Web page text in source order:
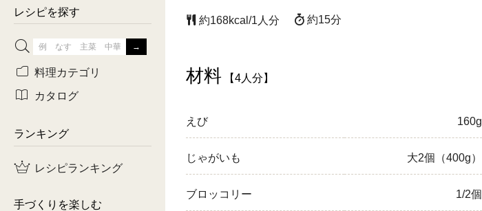
約168kcal/1人分 約15分
材料 【4人分】
えび 160g
じゃがいも 大2個（400g）
ブロッコリー 1/2個
レシピを探す
つくりおき肉魚菜菜セット
ひき肉
料理カテゴリ
カタログ
ランキング
レシピランキング
手づくりを楽しむ